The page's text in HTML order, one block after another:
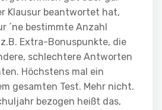
Klausur beantwortet hat,
´ne bestimmte Anzahl
Extra-Bonuspunkte, die
schlechtere Antworten
Höchstens mal ein
gesamten Test. Mehr nicht.
bezogen heißt das,